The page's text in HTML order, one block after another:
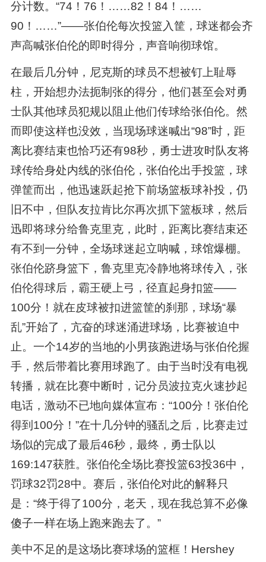
分计数。“74！76！……82！84！……
90！……”——张伯伦每次投篮入筐，球迷都会齐
声高喊张伯伦的即时得分，声音响彻球馆。
在最后几分钟，尼克斯的球员不想被钉上耻辱
柱，开始想办法扼制张的得分，他们甚至会对勇
士队其他球员犯规以阻止他们传球给张伯伦。然
而即使这样也没效，当现场球迷喊出“98”时，距
离比赛结束也恰巧还有98秒，勇士进攻时队友将
球传给身处内线的张伯伦，张伯伦出手投篮，球
弹筐而出，他迅速跃起抢下前场篮板球补投，仍
旧不中，但队友拉肯比尔再次抓下篮板球，然后
迅即将球分给鲁克里克，此时，距离比赛结束还
有不到一分钟，全场球迷起立呐喊，球馆爆棚。
张伯伦跻身篮下，鲁克里克冷静地将球传入，张
伯伦得球后，霸王硬上弓，径直起身扣篮——
100分！就在皮球被扣进篮筐的刹那，球场“暴
乱”开始了，亢奋的球迷涌进球场，比赛被迫中
止。一个14岁的当地的小男孩跑进场与张伯伦握
手，然后带着比赛用球跑了。由于当时没有电视
转播，就在比赛中断时，记分员波拉克火速抄起
电话，激动不已地向媒体宣布：“100分！张伯伦
得到100分！”在十几分钟的骚乱之后，比赛走过
场似的完成了最后46秒，最终，勇士队以
169:147获胜。张伯伦全场比赛投篮63投36中，
罚球32罚28中。赛后，张伯伦对此的解释只
是：“终于得了100分，老天，现在我总算不必像
傻子一样在场上跑来跑去了。”
美中不足的是这场比赛球场的篮框！Hershey